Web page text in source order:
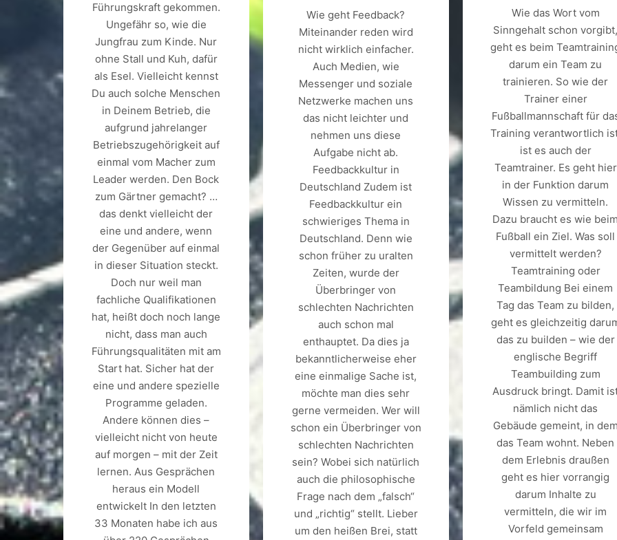
Führungskraft gekommen.
Ungefähr so, wie die
Jungfrau zum Kinde. Nur
ohne Stall und Kuh, dafür
als Esel. Vielleicht kennst
Du auch solche Menschen
in Deinem Betrieb, die
aufgrund jahrelanger
Betriebszugehörigkeit auf
einmal vom Macher zum
Leader werden. Den Bock
zum Gärtner gemacht? …
das denkt vielleicht der
eine und andere, wenn
der Gegenüber auf einmal
in dieser Situation steckt.
Doch nur weil man
fachliche Qualifikationen
hat, heißt doch noch lange
nicht, dass man auch
Führungsqualitäten mit am
Start hat. Sicher hat der
eine und andere spezielle
Programme geladen.
Andere können dies –
vielleicht nicht von heute
auf morgen – mit der Zeit
lernen. Aus Gesprächen
heraus ein Modell
entwickelt In den letzten
33 Monaten habe ich aus
Wie geht Feedback?
Miteinander reden wird
nicht wirklich einfacher.
Auch Medien, wie
Messenger und soziale
Netzwerke machen uns
das nicht leichter und
nehmen uns diese
Aufgabe nicht ab.
Feedbackkultur in
Deutschland Zudem ist
Feedbackkultur ein
schwieriges Thema in
Deutschland. Denn wie
schon früher zu uralten
Zeiten, wurde der
Überbringer von
schlechten Nachrichten
auch schon mal
enthauptet. Da dies ja
bekanntlicherweise eher
eine einmalige Sache ist,
möchte man dies sehr
gerne vermeiden. Wer will
schon ein Überbringer von
schlechten Nachrichten
sein? Wobei sich natürlich
auch die philosophische
Frage nach dem „falsch“
und „richtig“ stellt. Lieber
um den heißen Brei, statt
Wie das Wort vom
Sinngehalt schon
geht es beim
darum ein Team zu
trainieren. So wie der
Trainer einer
Fußballmannschaft für
Training verantwortlich
ist es auch der
Teamtrainer. Es geht hier
in der Funktion darum
Wissen zu vermitteln.
Dazu braucht es wie
Fußball ein Ziel. Was soll
vermittelt werden?
Teamtraining oder
Teambildung Bei einem
Tag das Team zu bilden,
geht es gleichzeitig
das zu builden – wie der
englische Begriff
Teambuilding zum
Ausdruck bringt. Damit
nämlich nicht das
Gebäude gemeint, in
das Team wohnt. Neben
dem Erlebnis draußen
geht es hier vorrangig
darum Inhalte zu
vermitteln, die wir im
Vorfeld gemeinsam